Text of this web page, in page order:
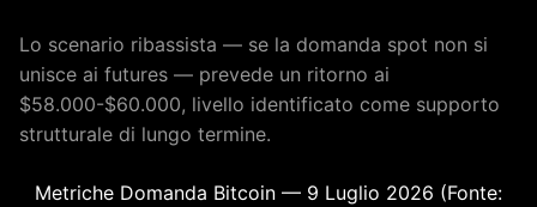
Lo scenario ribassista — se la domanda spot non si
unisce ai futures — prevede un ritorno ai
$58.000-$60.000, livello identificato come supporto
strutturale di lungo termine.
Metriche Domanda Bitcoin — 9 Luglio 2026 (Fonte: